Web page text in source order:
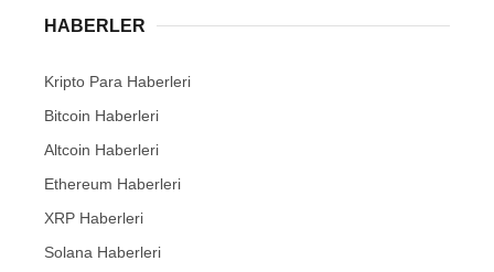
HABERLER
Kripto Para Haberleri
Bitcoin Haberleri
Altcoin Haberleri
Ethereum Haberleri
XRP Haberleri
Solana Haberleri